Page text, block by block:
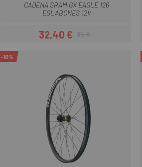
CADENA SRAM GX EAGLE 126
ESLABONES 12V
Precio
32,40 €Precio regular
36 €
-10%